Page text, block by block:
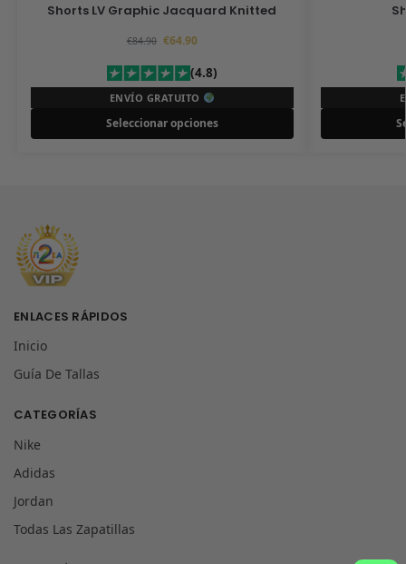
Shorts LV Graphic Jacquard Knitted
€84.90 €64.90
(4.8)
ENVÍO GRATUITO
Seleccionar opciones
ENLACES RÁPIDOS
Inicio
Guía De Tallas
CATEGORÍAS
Nike
Adidas
Jordan
Todas Las Zapatillas